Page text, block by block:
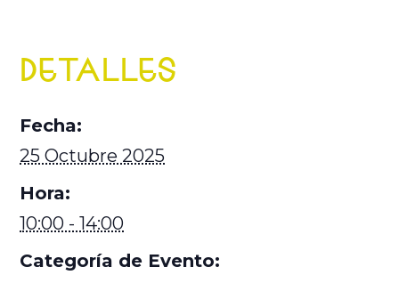
DETALLES
Fecha:
25 Octubre 2025
Hora:
10:00 - 14:00
Categoría de Evento: